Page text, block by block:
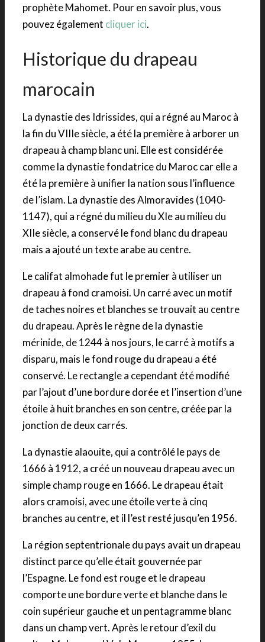
prophète Mahomet. Pour en savoir plus, vous
pouvez également cliquer ici.
Historique du drapeau
marocain
La dynastie des Idrissides, qui a régné au Maroc à
la fin du VIIIe siècle, a été la première à arborer un
drapeau à champ blanc uni. Elle est considérée
comme la dynastie fondatrice du Maroc car elle a
été la première à unifier la nation sous l’influence
de l’islam. La dynastie des Almoravides (1040-
1147), qui a régné du milieu du XIe au milieu du
XIIe siècle, a conservé le fond blanc du drapeau
mais a ajouté un texte arabe au centre.
Le califat almohade fut le premier à utiliser un
drapeau à fond cramoisi. Un carré avec un motif
de taches noires et blanches se trouvait au centre
du drapeau. Après le règne de la dynastie
mérinide, de 1244 à nos jours, le carré à motifs a
disparu, mais le fond rouge du drapeau a été
conservé. Le rectangle a cependant été modifié
par l’ajout d’une bordure dorée et l’insertion d’une
étoile à huit branches en son centre, créée par la
jonction de deux carrés.
La dynastie alaouite, qui a contrôlé le pays de
1666 à 1912, a créé un nouveau drapeau avec un
simple champ rouge en 1666. Le drapeau était
alors cramoisi, avec une étoile verte à cinq
branches au centre, et il l’est resté jusqu’en 1956.
La région septentrionale du pays avait un drapeau
distinct parce qu’elle était gouvernée par
l’Espagne. Le fond est rouge et le drapeau
comporte une bordure verte et blanche dans le
coin supérieur gauche et un pentagramme blanc
dans un champ vert. Après le retour d’exil du